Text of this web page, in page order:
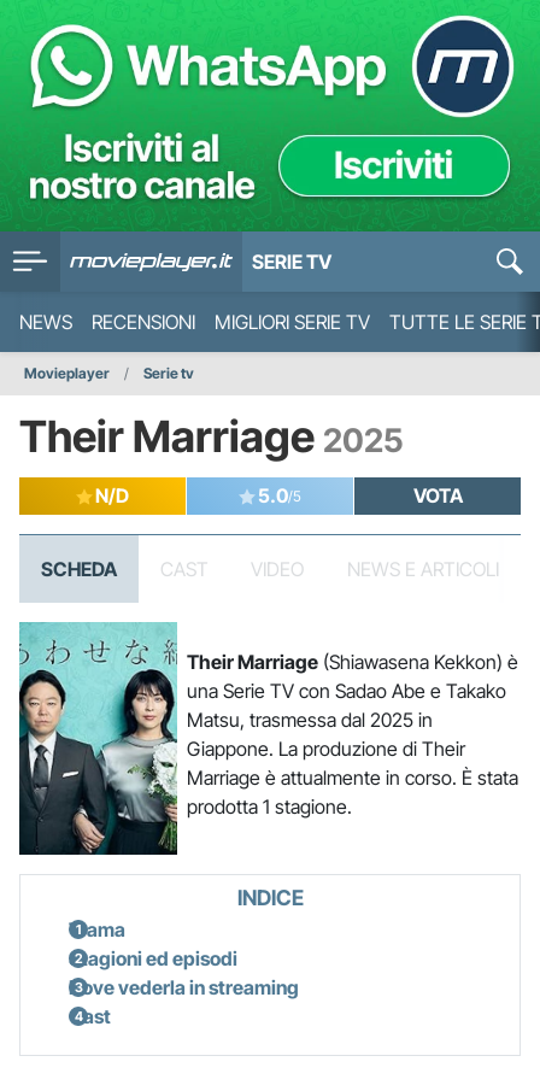
SERIE TV
NEWS RECENSIONI MIGLIORI SERIE TV TUTTE LE SERIE
Movieplayer Serie tv
Their Marriage 2025
N/D 5.0/5 VOTA
SCHEDA CAST VIDEO NEWS E ARTICOLI
Their Marriage(Shiawasena Kekkon) è
una Serie TV con Sadao Abe e Takako
Matsu, trasmessa dal 2025 in
Giappone. La produzione di Their
Marriage è attualmente in corso. È stata
prodotta 1 stagione.
INDICE
Trama
Stagioni ed episodi
Dove vederla in streaming
Cast